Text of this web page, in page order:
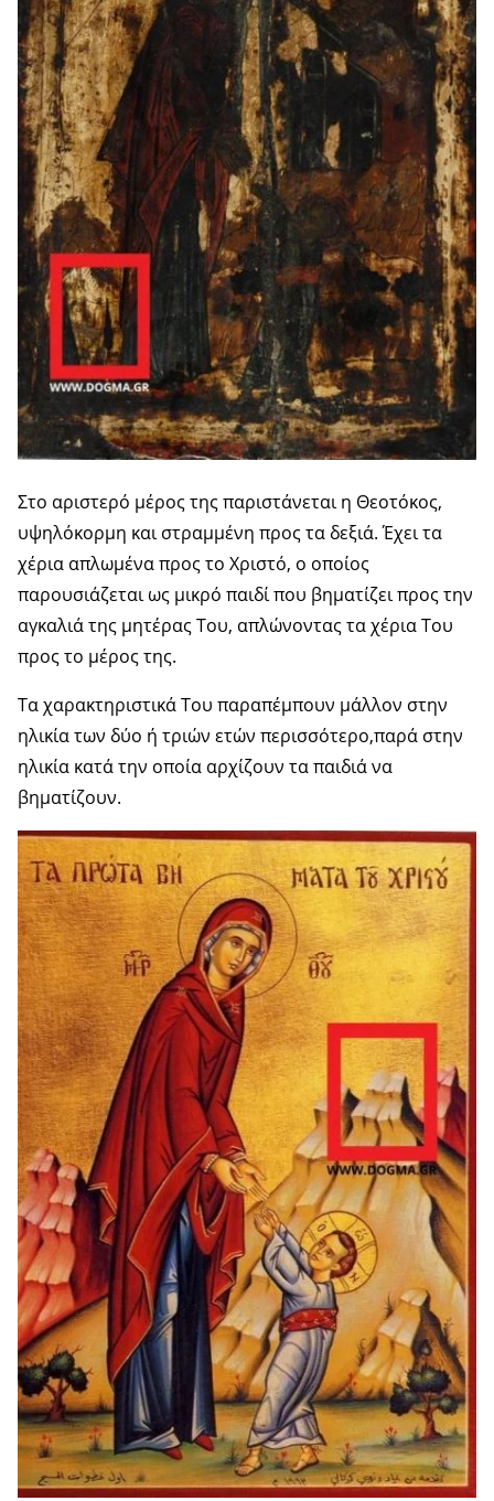
Στο αριστερό μέρος της παριστάνεται η Θεοτόκος,
υψηλόκορμη και στραμμένη προς τα δεξιά. Έχει τα
χέρια απλωμένα προς το Χριστό, ο οποίος
παρουσιάζεται ως μικρό παιδί που βηματίζει προς την
αγκαλιά της μητέρας Του, απλώνοντας τα χέρια Του
προς το μέρος της.
Τα χαρακτηριστικά Του παραπέμπουν μάλλον στην
ηλικία των δύο ή τριών ετών περισσότερο,παρά στην
ηλικία κατά την οποία αρχίζουν τα παιδιά να
βηματίζουν.